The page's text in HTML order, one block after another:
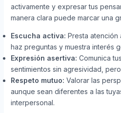
activamente y expresar tus
manera clara puede marcar una
Escucha activa: Presta atención
haz preguntas y muestra interés
Expresión asertiva: Comunica
sentimientos sin agresividad,
Respeto mutuo: Valorar las
aunque sean diferentes a las
interpersonal.